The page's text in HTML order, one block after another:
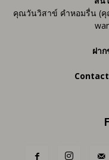
คุณวันวิสาข์ คำหอมรื่น (คุ
ฝา